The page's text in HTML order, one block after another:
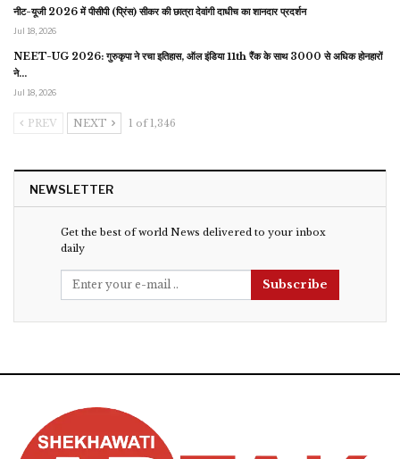
नीट-यूजी 2026 में पीसीपी (प्रिंस) सीकर की छात्रा देवांगी दाधीच का शानदार प्रदर्शन
Jul 18, 2026
NEET-UG 2026: गुरुकृपा ने रचा इतिहास, ऑल इंडिया 11th रैंक के साथ 3000 से अधिक होनहारों
ने…
Jul 18, 2026
PREV NEXT 1 of 1,346
NEWSLETTER
Get the best of world News delivered to your inbox
daily
Subscribe